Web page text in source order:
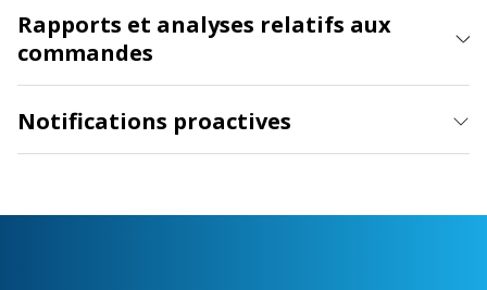
Rapports et analyses relatifs aux
commandes
Notifications proactives